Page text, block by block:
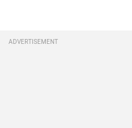
ADVERTISEMENT